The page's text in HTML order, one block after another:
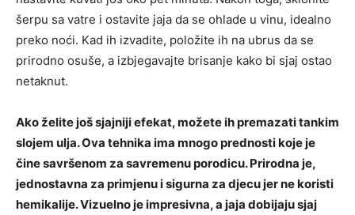
šerpu sa vatre i ostavite jaja da se ohlade u vinu, idealno
preko noći. Kad ih izvadite, položite ih na ubrus da se
prirodno osuše, a izbjegavajte brisanje kako bi sjaj ostao
netaknut.
Ako želite još sjajniji efekat, možete ih premazati tankim
slojem ulja. Ova tehnika ima mnogo prednosti koje je
čine savršenom za savremenu porodicu. Prirodna je,
jednostavna za primjenu i sigurna za djecu jer ne koristi
hemikalije. Vizuelno je impresivna, a jaja dobijaju sjaj